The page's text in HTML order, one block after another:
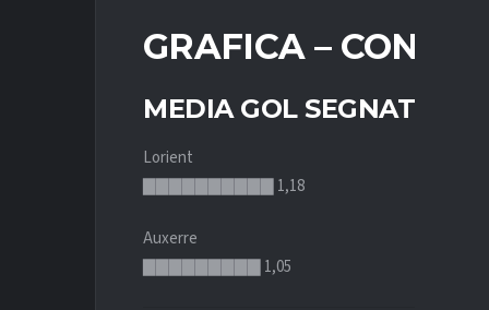
GRAFICA –
MEDIA GOL SEGNATI
Lorient
▇▇▇▇▇▇▇▇▇▇ 1,18
Auxerre
▇▇▇▇▇▇▇▇▇ 1,05